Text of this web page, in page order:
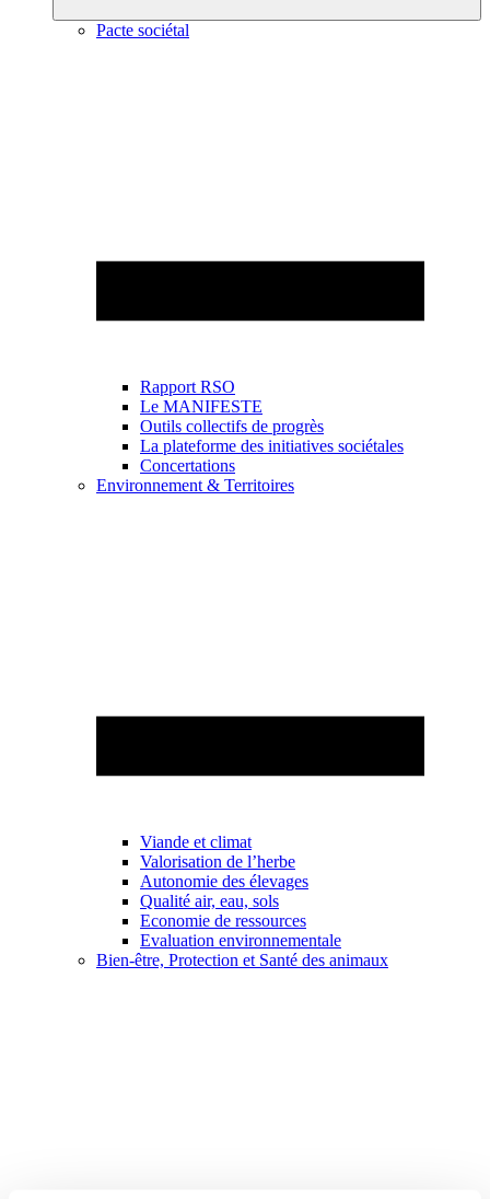
Pacte sociétal
Rapport RSO
Le MANIFESTE
Outils collectifs de progrès
La plateforme des initiatives sociétales
Concertations
Environnement & Territoires
Viande et climat
Valorisation de l’herbe
Autonomie des élevages
Qualité air, eau, sols
Economie de ressources
Evaluation environnementale
Bien-être, Protection et Santé des animaux